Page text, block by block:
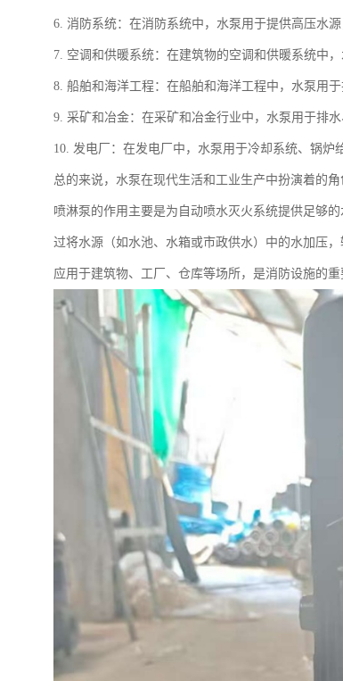
6. 消防系统：在消防系统中，水泵用于提供高压水
7. 空调和供暖系统：在建筑物的空调和供暖系统中
8. 船舶和海洋工程：在船舶和海洋工程中，水泵用
9. 采矿和冶金：在采矿和冶金行业中，水泵用于排水
10. 发电厂：在发电厂中，水泵用于冷却系统、锅炉
总的来说，水泵在现代生活和工业生产中扮演着的
喷淋泵的作用主要是为自动喷水灭火系统提供足够
过将水源（如水池、水箱或市政供水）中的水加压
应用于建筑物、工厂、仓库等场所，是消防设施的